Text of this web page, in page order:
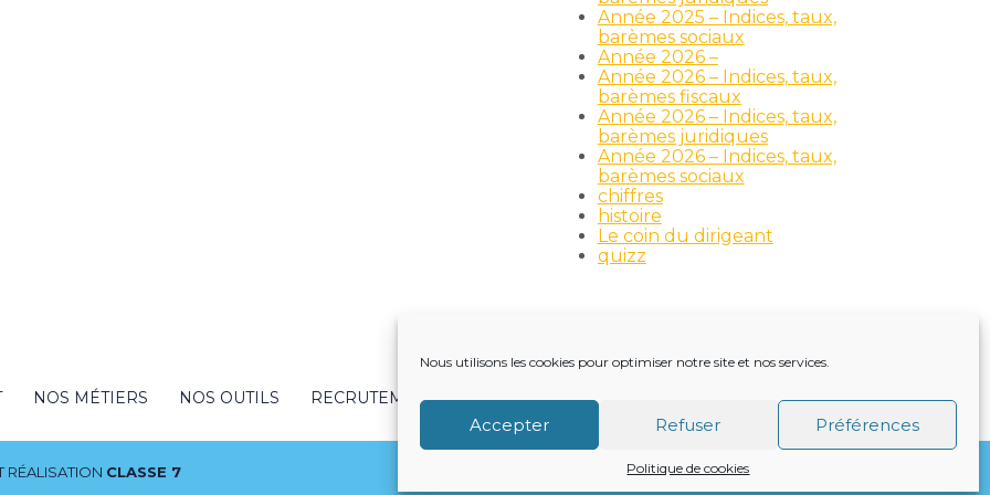
Nous utilisons les cookies pour optimiser notre site et nos services.
Accepter Refuser Préférences
Politique de cookies
Année 2025 – Indices, taux,
barèmes sociaux
Année 2026 –
Année 2026 – Indices, taux,
barèmes fiscaux
Année 2026 – Indices, taux,
barèmes juridiques
Année 2026 – Indices, taux,
barèmes sociaux
chiffres
histoire
Le coin du dirigeant
quizz
NOS MÉTIERS NOS OUTILS RECRUTEMENT NOTRE ACTUALITÉ VIE DU CABINET CONTACT
RÉALISATION CLASSE 7